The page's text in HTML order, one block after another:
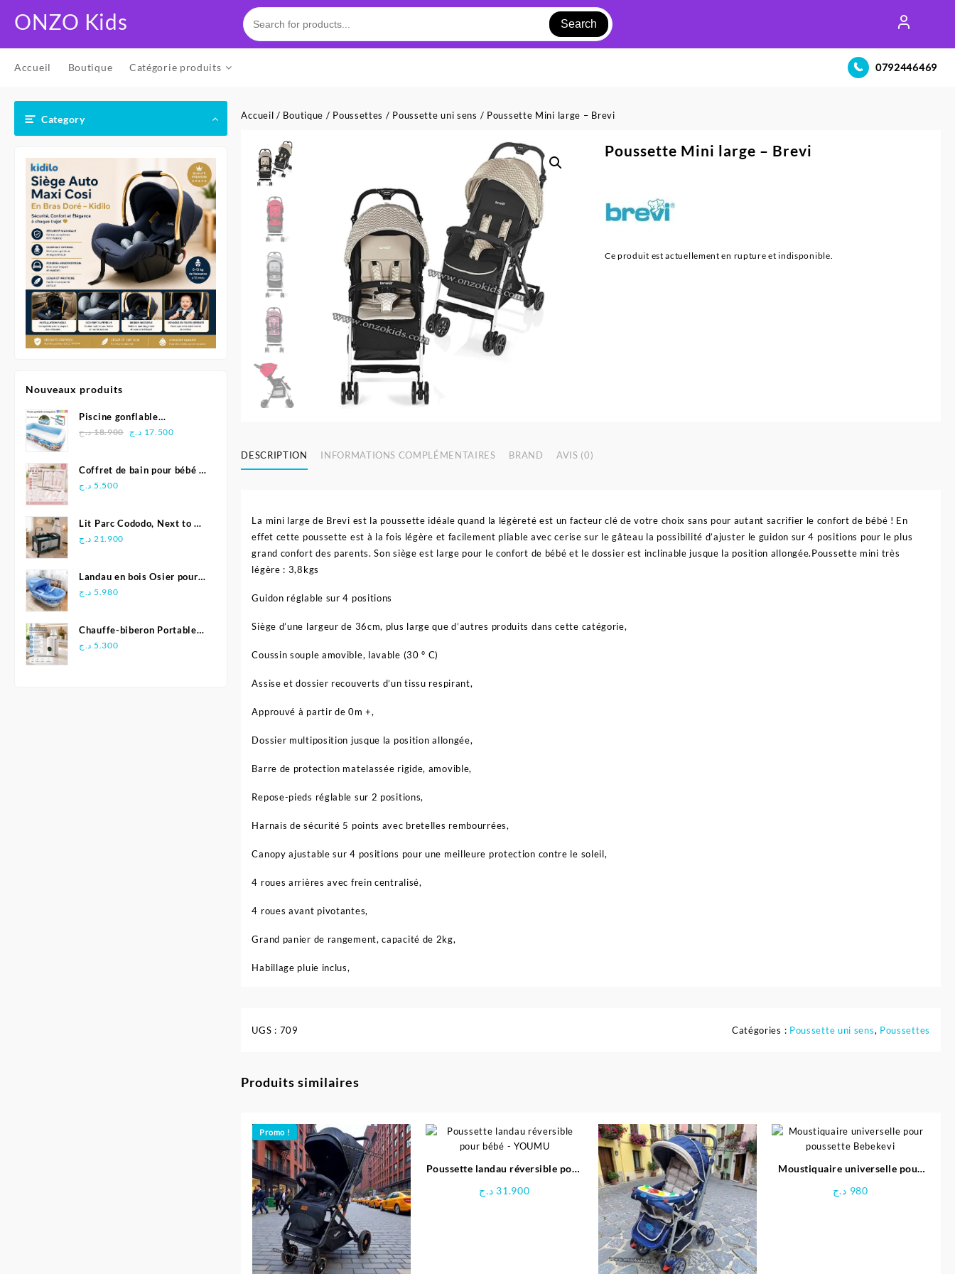
ONZO Kids Search
Accueil Boutique Catégorie produits 0792446469
Category
Nouveaux produits
Piscine gonflable
rectangulaire 305 x 183 x
18.900د.ج
Le
était :
17.500 د.ج
Le
est :
Coffret de bain pour bébé 5
pièces - Bebelinna
5.500 د.ج
Lit Parc Cododo, Next to Me
2en1 – Pingouin
21.900 د.ج
Landau en bois Osier pour
bébé5.980 د.ج
Chauffe-biberon Portable
pour Voyage
5.300 د.ج
Accueil / Boutique / Poussettes / Poussette uni sens / Poussette Mini large – Brevi
Poussette Mini large – Brevi
Ce produit est actuellement en rupture et indisponible.
DESCRIPTION INFORMATIONS COMPLÉMENTAIRES BRAND AVIS (0)
La mini large de Brevi est la poussette idéale quand la légèreté est un facteur clé de votre choix sans pour autant sacrifier le confort de bébé ! En
effet cette poussette est à la fois légère et facilement pliable avec cerise sur le gâteau la possibilité d’ajuster le guidon sur 4 positions pour le plus
grand confort des parents. Son siège est large pour le confort de bébé et le dossier est inclinable jusque la position allongée.Poussette mini très
légère : 3,8kgs
Guidon réglable sur 4 positions
Siège d’une largeur de 36cm, plus large que d’autres produits dans cette catégorie,
Coussin souple amovible, lavable (30 ° C)
Assise et dossier recouverts d’un tissu respirant,
Approuvé à partir de 0m +,
Dossier multiposition jusque la position allongée,
Barre de protection matelassée rigide, amovible,
Repose-pieds réglable sur 2 positions,
Harnais de sécurité 5 points avec bretelles rembourrées,
Canopy ajustable sur 4 positions pour une meilleure protection contre le soleil,
4 roues arrières avec frein centralisé,
4 roues avant pivotantes,
Grand panier de rangement, capacité de 2kg,
Habillage pluie inclus,
UGS : 709 Catégories : Poussette uni sens, Poussettes
Produits similaires
Promo !
Poussette landau réversible pour
31.900 د.ج
Moustiquaire universelle pour
980 د.ج